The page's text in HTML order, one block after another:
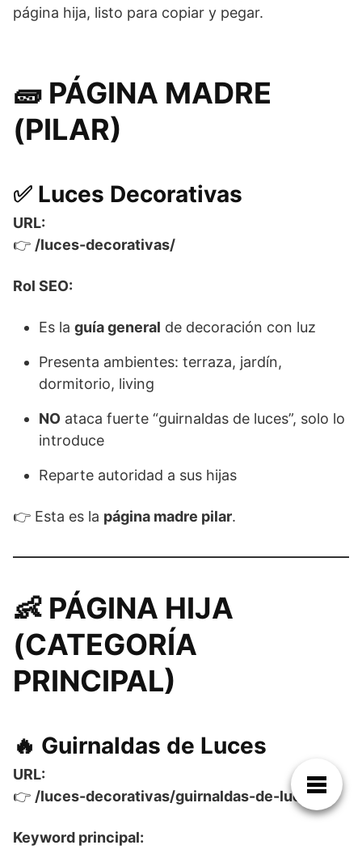
página hija, listo para copiar y pegar.
🧱 PÁGINA MADRE
(PILAR)
✅ Luces Decorativas
URL:
👉 /luces-decorativas/
Rol SEO:
Es la guía general de decoración con luz
Presenta ambientes: terraza, jardín,
dormitorio, living
NO ataca fuerte “guirnaldas de luces”, solo lo
introduce
Reparte autoridad a sus hijas
👉 Esta es la página madre pilar.
👶 PÁGINA HIJA
(CATEGORÍA
PRINCIPAL)
🔥 Guirnaldas de Luces
URL:
👉 /luces-decorativas/guirnaldas-de-luces/
Keyword principal: